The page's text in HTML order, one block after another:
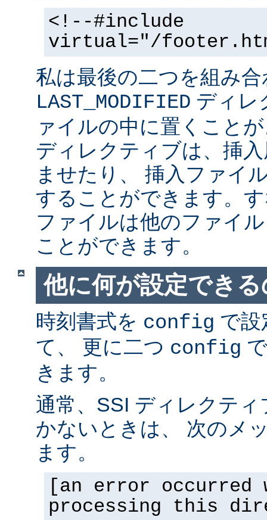
<!--#include
virtual="/
私は最後の二つを組み
LAST_MODIFIED ディレ
ァイルの中に置くこと
ディレクティブは、挿
ませたり、 挿入ファイ
することができます。
ファイルは他のファイ
ことができます。
他に何が設定でき
時刻書式を config で設
て、 更に二つ config
きます。
通常、SSI ディレクテ
かないときは、 次のメ
ます。
[an error occurred
processing this